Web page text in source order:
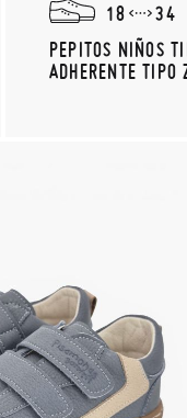
18
34
PEPITOS NIÑOS
ADHERENTE TIPO